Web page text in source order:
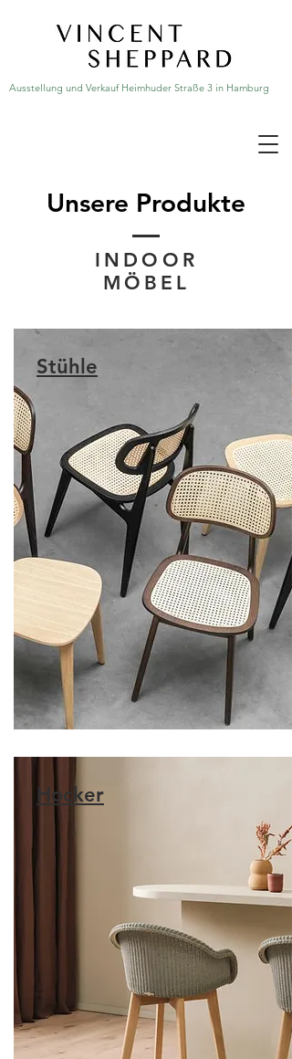
Ausstellung und Verkauf Heimhuder Straße 3 in Hamburg
Unsere Produkte
INDOOR
MÖBEL
Stühle
Hocker